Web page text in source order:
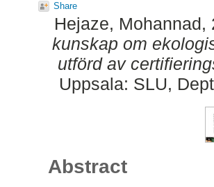
Share
Hejaze, Mohannad,
kunskap om
utförd av
Uppsala: SLU,
Abstract